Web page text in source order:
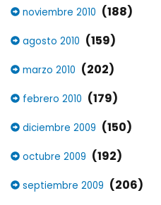
noviembre 2010 (188)
agosto 2010 (159)
marzo 2010 (202)
febrero 2010 (179)
diciembre 2009 (150)
octubre 2009 (192)
septiembre 2009 (206)